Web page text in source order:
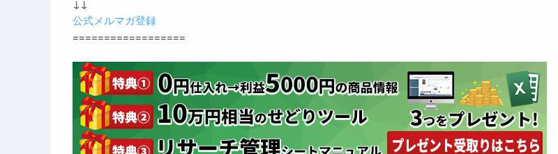
↓↓
公式メルマガ登録
==================